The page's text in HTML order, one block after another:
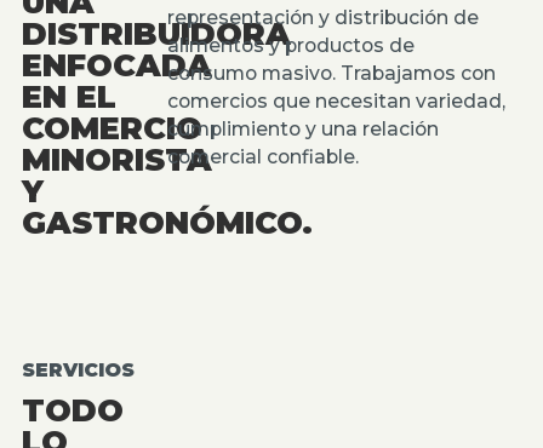
DISTRIBUIDORA
ENFOCADA
EN EL
COMERCIO
MINORISTA
Y
GASTRONÓMICO.
representación y distribución de
alimentos y productos de
consumo masivo. Trabajamos con
comercios que necesitan variedad,
cumplimiento y una relación
comercial confiable.
SERVICIOS
TODO